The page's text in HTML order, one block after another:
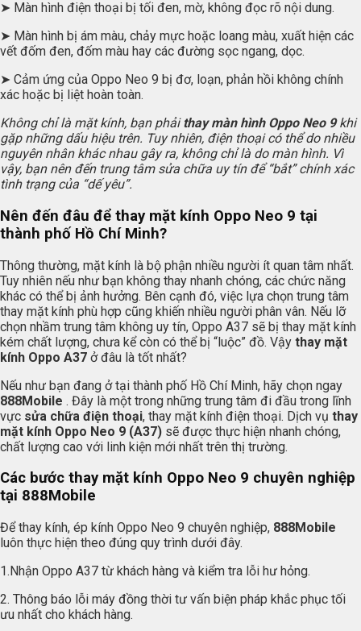
➤ Màn hình điện thoại bị tối đen, mờ, không đọc rõ nội dung.
➤ Màn hình bị ám màu, chảy mực hoặc loang màu, xuất hiện các
vết đốm đen, đốm màu hay các đường sọc ngang, dọc.
➤ Cảm ứng của Oppo Neo 9 bị đơ, loạn, phản hồi không chính
xác hoặc bị liệt hoàn toàn.
Không chỉ là mặt kính, bạn phảithay màn hình Oppo Neo 9khi
gặp những dấu hiệu trên. Tuy nhiên, điện thoại có thể do nhiều
nguyên nhân khác nhau gây ra, không chỉ là do màn hình. Vì
vậy, bạn nên đến trung tâm sửa chữa uy tín để “bắt” chính xác
tình trạng của “dế yêu”.
Nên đến đâu để thay mặt kính Oppo Neo 9 tại
thành phố Hồ Chí Minh?
Thông thường, mặt kính là bộ phận nhiều người ít quan tâm nhất.
Tuy nhiên nếu như bạn không thay nhanh chóng, các chức năng
khác có thể bị ảnh hưởng. Bên cạnh đó, việc lựa chọn trung tâm
thay mặt kính phù hợp cũng khiến nhiều người phân vân. Nếu lỡ
chọn nhầm trung tâm không uy tín, Oppo A37 sẽ bị thay mặt kính
kém chất lượng, chưa kể còn có thể bị “luộc” đồ. Vậy thay mặt
kính Oppo A37 ở đâu là tốt nhất?
Nếu như bạn đang ở tại thành phố Hồ Chí Minh, hãy chọn ngay
888Mobile . Đây là một trong những trung tâm đi đầu trong lĩnh
vực sửa chữa điện thoại, thay mặt kính điện thoại. Dịch vụ thay
mặt kính Oppo Neo 9 (A37) sẽ được thực hiện nhanh chóng,
chất lượng cao với linh kiện mới nhất trên thị trường.
Các bước thay mặt kính Oppo Neo 9 chuyên nghiệp
tại 888Mobile
Để thay kính, ép kính Oppo Neo 9 chuyên nghiệp, 888Mobile
luôn thực hiện theo đúng quy trình dưới đây.
1.Nhận Oppo A37 từ khách hàng và kiểm tra lỗi hư hỏng.
2. Thông báo lỗi máy đồng thời tư vấn biện pháp khắc phục tối
ưu nhất cho khách hàng.